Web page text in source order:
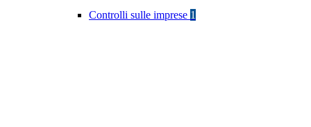
Controlli sulle imprese 1